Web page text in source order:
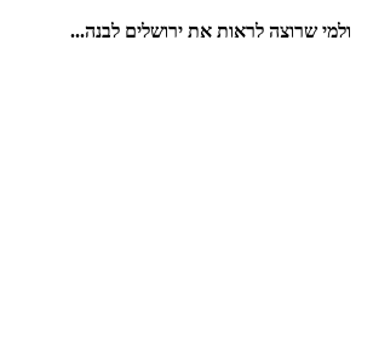
ולמי שרוצה לראות את ירושלים לבנה...